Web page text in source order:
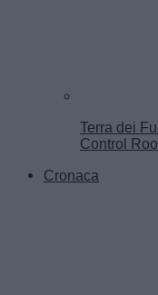
Terra dei
Control
Cronaca